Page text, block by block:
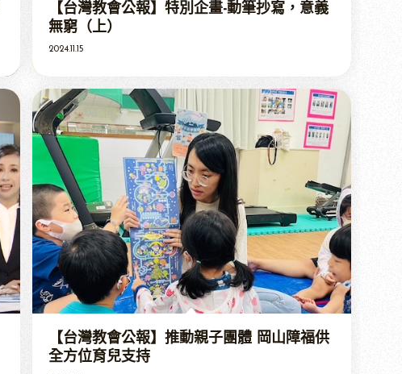
【台灣教會公報】特別企畫-動筆抄寫，意義
無窮（上）
2024.11.15
【台灣教會公報】推動親子團體 岡山障福供
全方位育兒支持